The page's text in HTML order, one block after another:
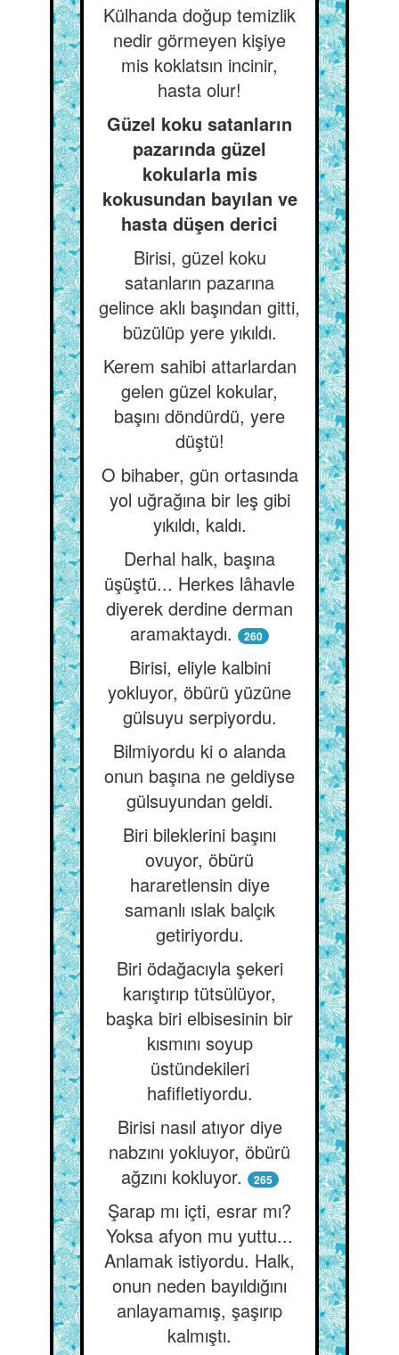
Külhanda doğup temizlik
nedir görmeyen kişiye
mis koklatsın incinir,
hasta olur!
Güzel koku satanların
pazarında güzel
kokularla mis
kokusundan bayılan ve
hasta düşen derici
Birisi, güzel koku
satanların pazarına
gelince aklı başından gitti,
büzülüp yere yıkıldı.
Kerem sahibi attarlardan
gelen güzel kokular,
başını döndürdü, yere
düştü!
O bihaber, gün ortasında
yol uğrağına bir leş gibi
yıkıldı, kaldı.
Derhal halk, başına
üşüştü... Herkes lâhavle
diyerek derdine derman
aramaktaydı.
260
Birisi, eliyle kalbini
yokluyor, öbürü yüzüne
gülsuyu serpiyordu.
Bilmiyordu ki o alanda
onun başına ne geldiyse
gülsuyundan geldi.
Biri bileklerini başını
ovuyor, öbürü
hararetlensin diye
samanlı ıslak balçık
getiriyordu.
Biri ödağacıyla şekeri
karıştırıp tütsülüyor,
başka biri elbisesinin bir
kısmını soyup
üstündekileri
hafifletiyordu.
Birisi nasıl atıyor diye
nabzını yokluyor, öbürü
ağzını kokluyor.
265
Şarap mı içti, esrar mı?
Yoksa afyon mu yuttu...
Anlamak istiyordu. Halk,
onun neden bayıldığını
anlayamamış, şaşırıp
kalmıştı.